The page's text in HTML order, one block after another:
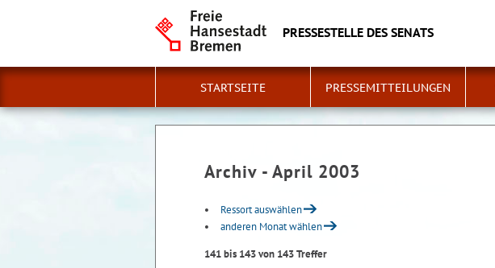
PRESSESTELLE DES SENATS
STARTSEITE PRESSEMITTEILUNGEN
Archiv - April 2003
Ressort auswählen
anderen Monat wählen
141 bis 143 von 143 Treffer